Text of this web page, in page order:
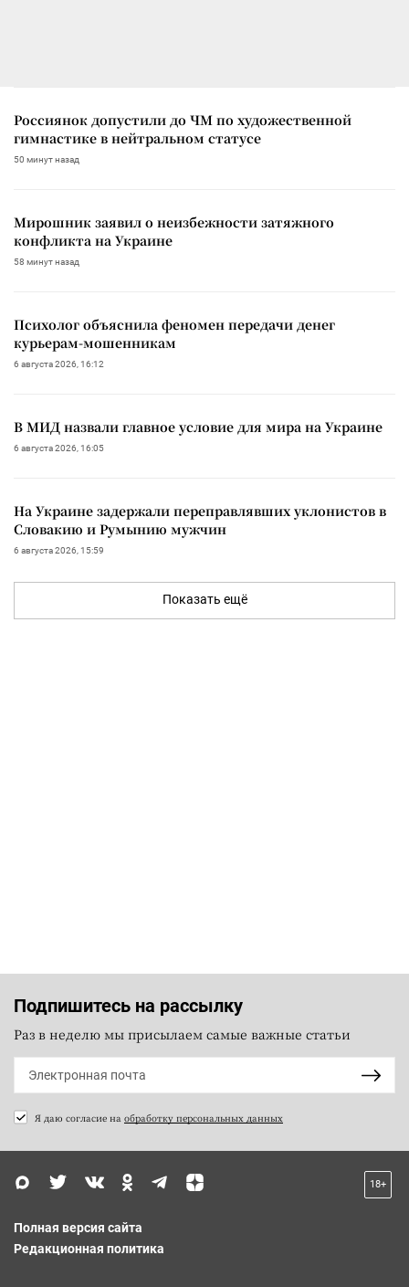
Россиянок допустили до ЧМ по художественной
гимнастике в нейтральном статусе
50 минут назад
Мирошник заявил о неизбежности затяжного
конфликта на Украине
58 минут назад
Психолог объяснила феномен передачи денег
курьерам-мошенникам
6 августа 2026, 16:12
В МИД назвали главное условие для мира на Украине
6 августа 2026, 16:05
На Украине задержали переправлявших уклонистов в
Словакию и Румынию мужчин
6 августа 2026, 15:59
Показать ещё
Подпишитесь на рассылку
Раз в неделю мы присылаем самые важные статьи
Я даю согласие на обработку персональных данных
18+
Полная версия сайта
Редакционная политика